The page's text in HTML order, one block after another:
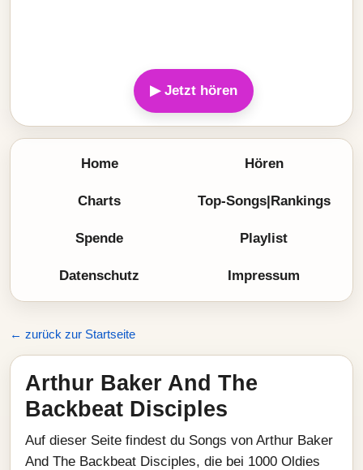
▶ Jetzt hören
Home Hören
Charts Top-Songs|Rankings
Spende Playlist
Datenschutz Impressum
← zurück zur Startseite
Arthur Baker And The
Backbeat Disciples
Auf dieser Seite findest du Songs von Arthur Baker
And The Backbeat Disciples, die bei 1000 Oldies